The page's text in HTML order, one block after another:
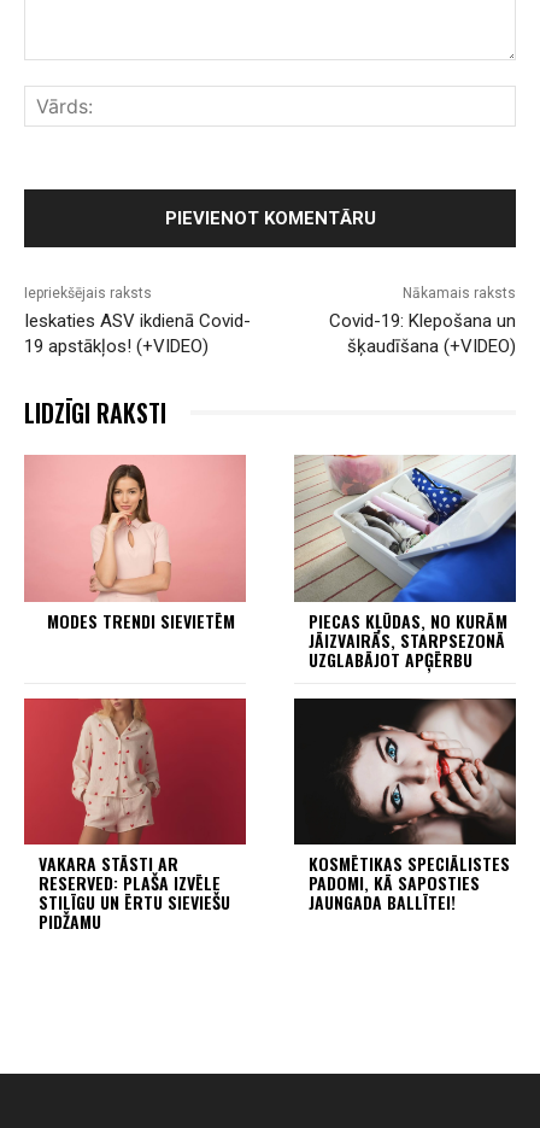
Iepriekšējais raksts
Ieskaties ASV ikdienā Covid-
19 apstākļos! (+VIDEO)
Nākamais raksts
Covid-19: Klepošana un
šķaudīšana (+VIDEO)
LIDZĪGI RAKSTI
MODES TRENDI SIEVIETĒM PIECAS KĻŪDAS, NO KURĀM
JĀIZVAIRĀS, STARPSEZONĀ
UZGLABĀJOT APĢĒRBU
VAKARA STĀSTI AR
RESERVED: PLAŠA IZVĒLE
STILĪGU UN ĒRTU SIEVIEŠU
PIDŽAMU
KOSMĒTIKAS SPECIĀLISTES
PADOMI, KĀ SAPOSTIES
JAUNGADA BALLĪTEI!